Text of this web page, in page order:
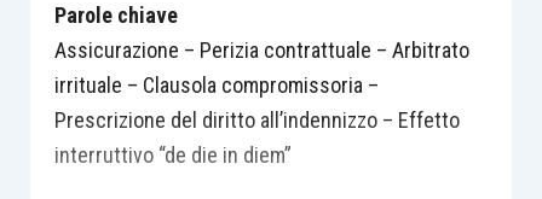
Parole chiave
Assicurazione – Perizia contrattuale – Arbitrato
irrituale – Clausola compromissoria –
Prescrizione del diritto all’indennizzo – Effetto
interruttivo “de die in diem”